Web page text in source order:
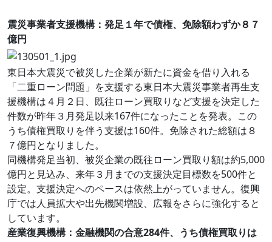
震災事業者支援機構：発足１年で債権、免除額わずか８７
億円
東日本大震災で被災した企業が新たに資金を借り入れる
「二重ローン問題」を支援する東日本大震災事業者再生支
援機構は４月２日、既往ローン買取りなど支援を決定した
件数が昨年３月発足以来167件になったことを発表。この
うち債権買取りを伴う支援は160件。免除された総額は８
７億円となりました。
同機構発足当初、被災企業の既往ローン買取り額は約5,000
億円と見込み、来年３月までの支援決定目標数を500件と
設定。支援決定へのペースは依然上がっていません。復興
庁では人員拡大や出先機関増設、広報をさらに強化すると
しています。
産業復興機構：金融機関の合意284件、うち債権買取りは